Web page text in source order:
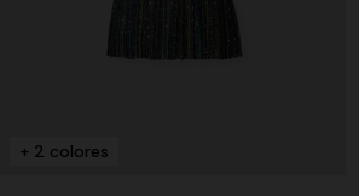
+ 2 colores